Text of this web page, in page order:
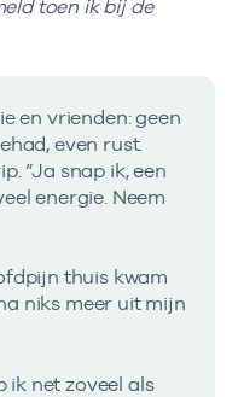
toen ik bij de
en vrienden: geen
even rust.
”Ja snap ik, een
energie. Neem
thuis kwam
niks meer uit mijn
ik net zoveel als